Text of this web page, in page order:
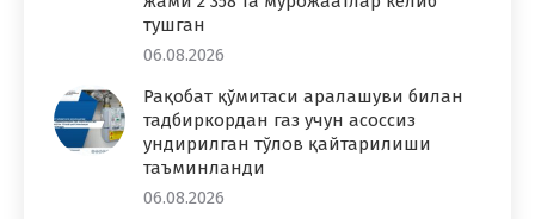
тушган
06.08.2026
Рақобат қўмитаси аралашуви билан
тадбиркордан газ учун асоссиз
ундирилган тўлов қайтарилиши
таъминланди
06.08.2026